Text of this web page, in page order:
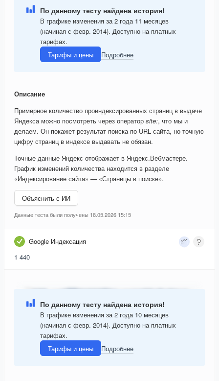
По данному тесту найдена история!
В графике изменения за 2 года 11 месяцев
(начиная с февр. 2014). Доступно на платных
тарифах.
Тарифы и цены
Подробнее
Описание
Примерное количество проиндексированных страниц в выдаче
Яндекса можно посмотреть через оператор site:, что мы и
делаем. Он покажет результат поиска по URL сайта, но точную
цифру страниц в индексе выдавать не обязан.
Точные данные Яндекс отображает в Яндекс.Вебмастере.
График изменений количества находится в разделе
«Индексирование сайта» — «Страницы в поиске».
Объяснить с ИИ
Данные теста были получены 18.05.2026 15:15
Google Индексация
1 440
По данному тесту найдена история!
В графике изменения за 2 года 10 месяцев
(начиная с февр. 2014). Доступно на платных
тарифах.
Тарифы и цены
Подробнее